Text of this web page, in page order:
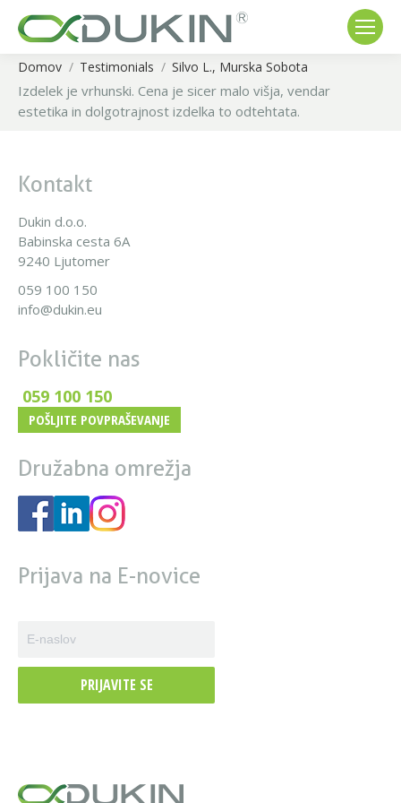
You are here:
Domov Testimonials Silvo L., Murska Sobota
Izdelek je vrhunski. Cena je sicer malo višja, vendar
estetika in dolgotrajnost izdelka to odtehtata.
Kontakt
Dukin d.o.o.
Babinska cesta 6A
9240 Ljutomer
059 100 150
info@dukin.eu
Pokličite nas
059 100 150
POŠLJITE POVPRAŠEVANJE
Družabna omrežja
Prijava na E-novice
PRIJAVITE SE